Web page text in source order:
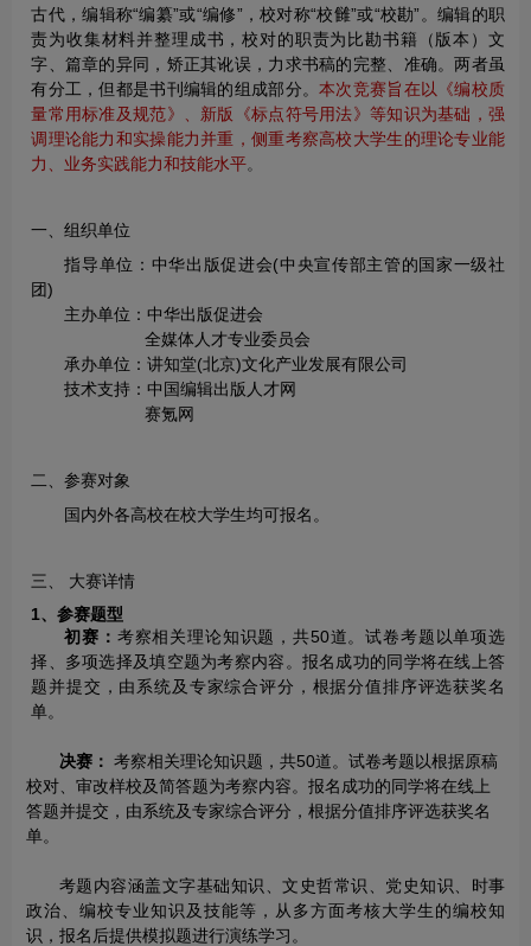
古代，编辑称“编纂”或“编修”，校对称“校雠”或“校勘”。编辑的职
责为收集材料并整理成书，校对的职责为比勘书籍（版本）文
字、篇章的异同，矫正其讹误，力求书稿的完整、准确。两者虽
有分工，但都是书刊编辑的组成部分。本次竞赛旨在以《编校质
量常用标准及规范》、新版《标点符号用法》等知识为基础，强
调理论能力和实操能力并重，侧重考察高校大学生的理论专业能
力、业务实践能力和技能水平。
一、组织单位
指导单位：中华出版促进会(中央宣传部主管的国家一级社
团)
主办单位：中华出版促进会
全媒体人才专业委员会
承办单位：讲知堂(北京)文化产业发展有限公司
技术支持：中国编辑出版人才网
赛氪网
二、参赛对象
国内外各高校在校大学生均可报名。
三、 大赛详情
1、参赛题型
初赛： 考察相关理论知识题，共50道。试卷考题以单项选
择、多项选择及填空题为考察内容。报名成功的同学将在线上答
题并提交，由系统及专家综合评分，根据分值排序评选获奖名
单。
决赛： 考察相关理论知识题，共50道。试卷考题以根据原稿
校对、审改样校及简答题为考察内容。报名成功的同学将在线上
答题并提交，由系统及专家综合评分，根据分值排序评选获奖名
单。
考题内容涵盖文字基础知识、文史哲常识、党史知识、时事
政治、编校专业知识及技能等，从多方面考核大学生的编校知
识，报名后提供模拟题进行演练学习。